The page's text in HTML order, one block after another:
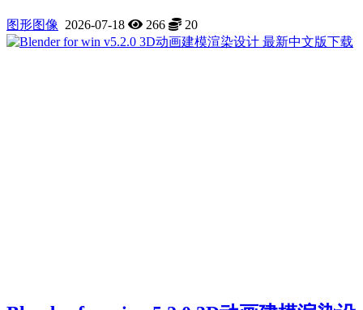
图形图像 2026-07-18 266 20